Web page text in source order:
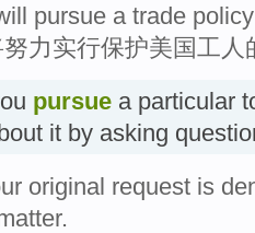
pursue a trade
力实行保护美国工人
pursue a particular
it by asking
original request is